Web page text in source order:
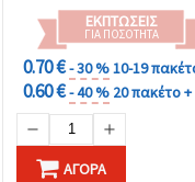
ΕΚΠΤΏΣΕΙΣ
ΓΙΑ ΠΟΣΌΤΗΤΑ
0.70 €- 30 %10-19
0.60 €- 40 % 20 πακέτο +
ΑΓΟΡΆ